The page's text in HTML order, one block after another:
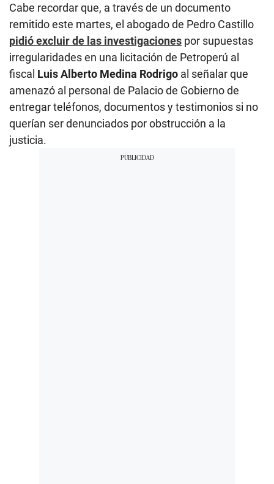
Cabe recordar que, a través de un documento
remitido este martes, el abogado de Pedro Castillo
pidió excluir de las investigaciones por supuestas
irregularidades en una licitación de Petroperú al
fiscal Luis Alberto Medina Rodrigo al señalar que
amenazó al personal de Palacio de Gobierno de
entregar teléfonos, documentos y testimonios si no
querían ser denunciados por obstrucción a la
justicia.